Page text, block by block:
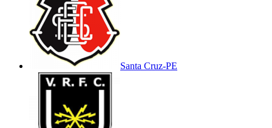
Santa Cruz-PE